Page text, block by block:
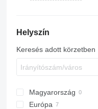
Helyszín
Keresés adott körzetben
Magyarország
Európa